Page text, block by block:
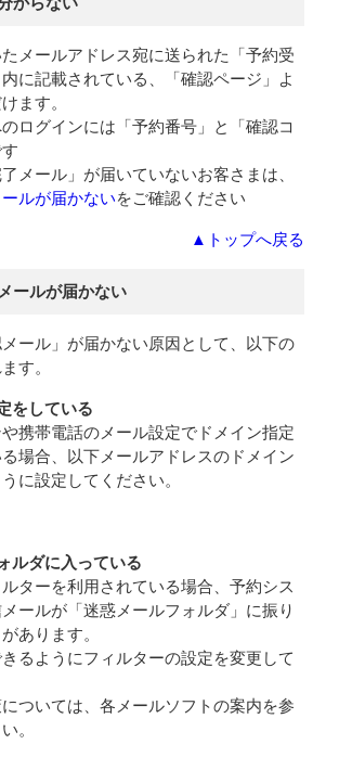
メールアドレス宛に送られた「予約受
に記載されている、「確認ページ」よ
ます。
ログインには「予約番号」と「確認コ
メール」が届いていないお客さまは、
ルが届かないをご確認ください
▲トップへ戻る
ールが届かない
メール」が届かない原因として、以下の
す。
をしている
携帯電話のメール設定でドメイン指定
場合、以下メールアドレスのドメイン
に設定してください。
ルダに入っている
ターを利用されている場合、予約シス
ールが「迷惑メールフォルダ」に振り
あります。
るようにフィルターの設定を変更して
ついては、各メールソフトの案内を参
。